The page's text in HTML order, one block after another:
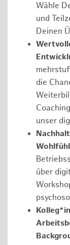
Wähle
und
Deinen
die
unser
über